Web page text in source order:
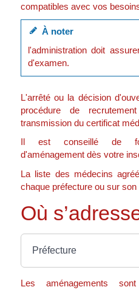
compatibles avec vos
À noter
l'administration doit
d'examen.
L'arrêté ou la décision
procédure de
transmission du certificat
Il est conseillé de
d'aménagement dès votre
La liste des médecins
chaque préfecture ou sur son
Où
Préfecture
Les aménagements